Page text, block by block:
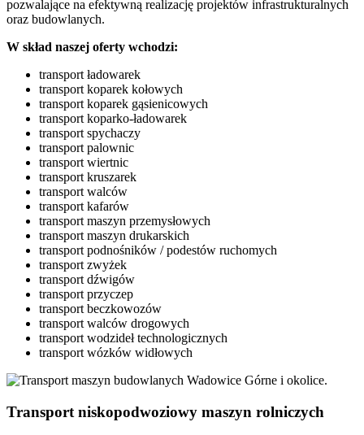
pozwalające na efektywną realizację projektów infrastrukturalnych
oraz budowlanych.
W skład naszej oferty wchodzi:
transport ładowarek
transport koparek kołowych
transport koparek gąsienicowych
transport koparko-ładowarek
transport spychaczy
transport palownic
transport wiertnic
transport kruszarek
transport walców
transport kafarów
transport maszyn przemysłowych
transport maszyn drukarskich
transport podnośników / podestów ruchomych
transport zwyżek
transport dźwigów
transport przyczep
transport beczkowozów
transport walców drogowych
transport wodzideł technologicznych
transport wózków widłowych
Transport niskopodwoziowy maszyn rolniczych